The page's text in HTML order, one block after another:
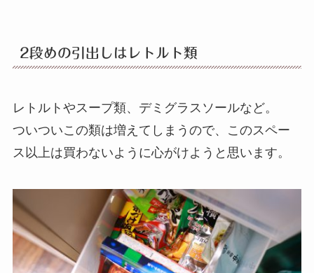
2段めの引出しはレトルト類
レトルトやスープ類、デミグラスソールなど。
ついついこの類は増えてしまうので、このスペー
ス以上は買わないように心がけようと思います。